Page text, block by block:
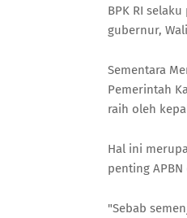
BPK RI
gubernur,
Sementara
Pemerintah
raih oleh
Hal ini
penting
"Sebab